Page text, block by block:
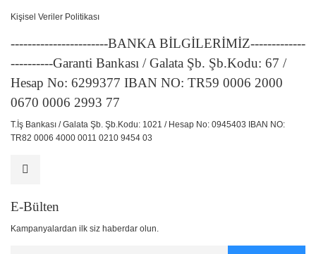
Kişisel Veriler Politikası
-----------------------BANKA BİLGİLERİMİZ-------------
----------Garanti Bankası / Galata Şb. Şb.Kodu: 67 /
Hesap No: 6299377 IBAN NO: TR59 0006 2000
0670 0006 2993 77
T.İş Bankası / Galata Şb. Şb.Kodu: 1021 / Hesap No: 0945403 IBAN NO:
TR82 0006 4000 0011 0210 9454 03
E-Bülten
Kampanyalardan ilk siz haberdar olun.